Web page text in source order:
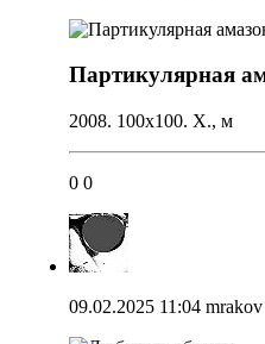
Партикулярная
2008. 100х100. Х., м
0 0
09.02.2025 11:04 mrakov